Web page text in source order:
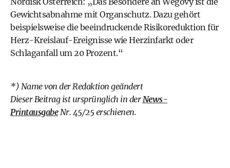
Gewichtsabnahme mit Organschutz. Dazu gehört
beispielsweise die beeindruckende Risikoreduktion für
Herz-Kreislauf-Ereignisse wie Herzinfarkt oder
Schlaganfall um 20 Prozent.“
*) Name von der Redaktion geändert
Dieser Beitrag ist ursprünglich in der News-
PrintausgabeNr. 45/25 erschienen.